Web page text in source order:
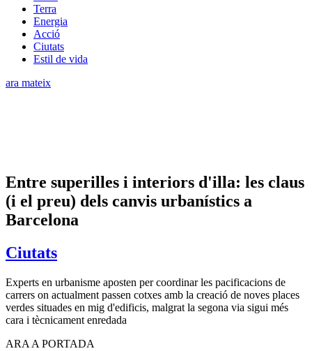
Terra
Energia
Acció
Ciutats
Estil de vida
ara mateix
Entre superilles i interiors d'illa: les claus
(i el preu) dels canvis urbanístics a
Barcelona
Ciutats
Experts en urbanisme aposten per coordinar les pacificacions de
carrers on actualment passen cotxes amb la creació de noves places
verdes situades en mig d'edificis, malgrat la segona via sigui més
cara i tècnicament enredada
ARA A PORTADA